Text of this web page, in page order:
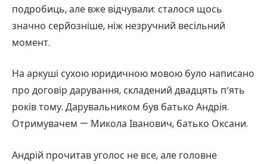
подробиць, але вже відчували: сталося щось
значно серйозніше, ніж незручний весільний
момент.
На аркуші сухою юридичною мовою було написано
про договір дарування, складений двадцять п’ять
років тому. Дарувальником був батько Андрія.
Отримувачем — Микола Іванович, батько Оксани.
Андрій прочитав уголос не все, але головне